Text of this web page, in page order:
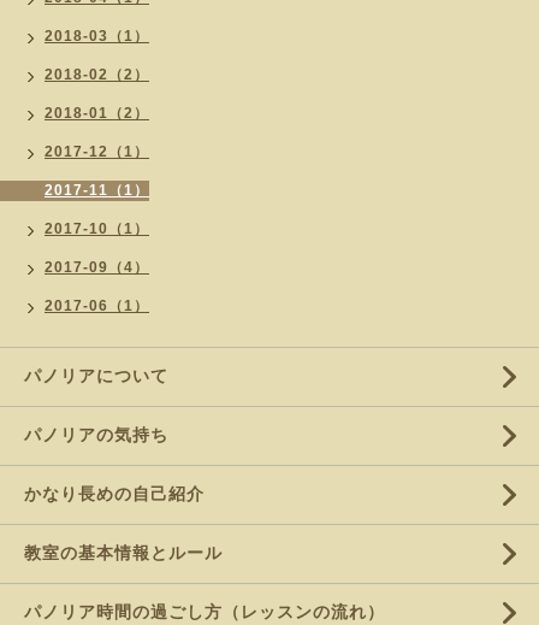
2018-03（1）
2018-02（2）
2018-01（2）
2017-12（1）
2017-11（1）
2017-10（1）
2017-09（4）
2017-06（1）
パノリアについて
パノリアの気持ち
かなり長めの自己紹介
教室の基本情報とルール
パノリア時間の過ごし方（レッスンの流れ）